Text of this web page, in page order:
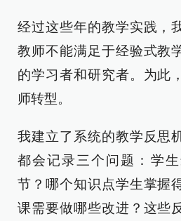
经过这些年的教学实践，
教师不能满足于经验式教
的学习者和研究者。为此
师转型。
我建立了系统的教学反思
都会记录三个问题：学
节？哪个知识点学生掌握
课需要做哪些改进？这些